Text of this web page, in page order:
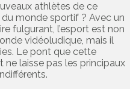
athlètes de ce
monde sportif ? Avec un
fulgurant, l’esport est non
vidéoludique, mais il
Le pont que cette
laisse pas les principaux